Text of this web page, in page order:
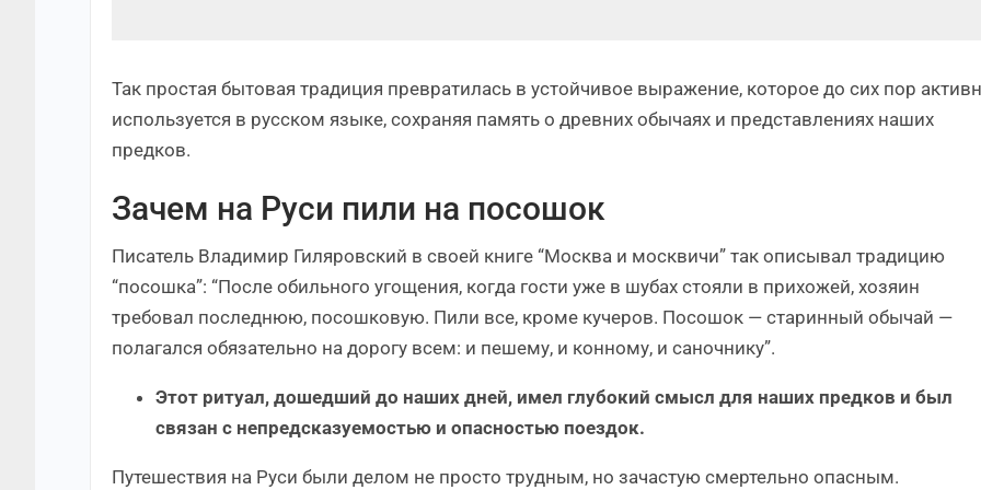
Так простая бытовая традиция превратилась в устойчивое выражение, которое до сих пор
используется в русском языке, сохраняя память о древних обычаях и представлениях наших
предков.
Зачем на Руси пили на посошок
Писатель Владимир Гиляровский в своей книге “Москва и москвичи” так описывал традицию
“посошка”: “После обильного угощения, когда гости уже в шубах стояли в прихожей, хозяин
требовал последнюю, посошковую. Пили все, кроме кучеров. Посошок — старинный обычай —
полагался обязательно на дорогу всем: и пешему, и конному, и саночнику”.
Этот ритуал, дошедший до наших дней, имел глубокий смысл для наших предков и был
связан с непредсказуемостью и опасностью поездок.
Путешествия на Руси были делом не просто трудным, но зачастую смертельно опасным.